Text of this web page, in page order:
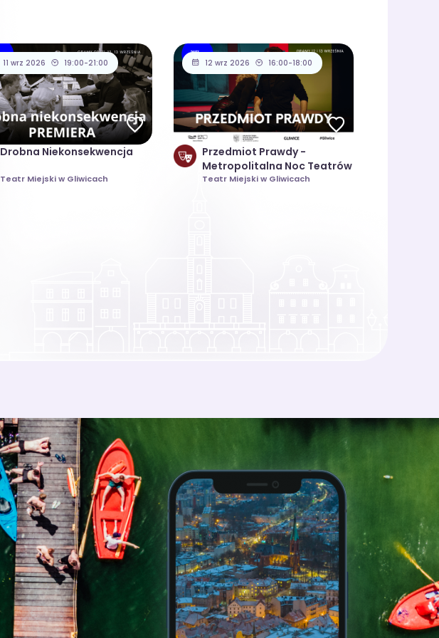
11 wrz 2026 19:00-21:00
Drobna Niekonsekwencja
Teatr Miejski w Gliwicach
12 wrz 2026 16:00-18:00
Przedmiot Prawdy -
Metropolitalna Noc Teatrów
Teatr Miejski w Gliwicach